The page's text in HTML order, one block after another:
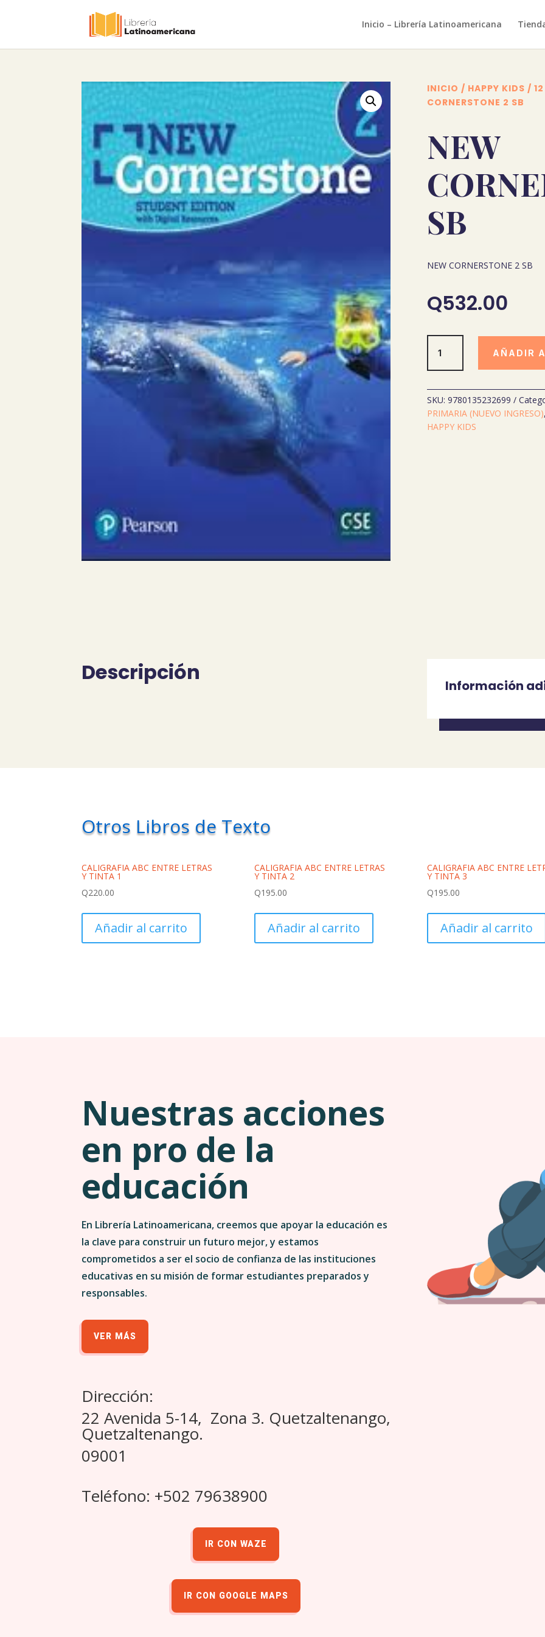
Inicio – Librería Latinoamericana
INICIO / HAPPY KIDS /
CORNERSTONE 2 SB
NEW
SB
NEW CORNERSTONE 2 SB
Q532.00
CORNERSTONE
2
cantidad
AÑADIR
SKU: 9780135232699
PRIMARIA (NUEVO INGRESO),
HAPPY KIDS
Descripción Información
Otros Libros de Texto
CALIGRAFIA ABC ENTRE LETRAS
Y TINTA 1
Q220.00
Añadir al carrito
CALIGRAFIA ABC ENTRE LETRAS
Y TINTA 2
Q195.00
Añadir al carrito
CALIGRAFIA ABC ENTRE
Y TINTA 3
Q195.00
Añadir al carrito
Nuestras acciones
en pro de la
educación
En Librería Latinoamericana, creemos que apoyar la educación es
la clave para construir un futuro mejor, y estamos
comprometidos a ser el socio de confianza de las instituciones
educativas en su misión de formar estudiantes preparados y
responsables.
VER MÁS
Dirección:
22 Avenida 5-14, Zona 3. Quetzaltenango,
Quetzaltenango.
09001
Teléfono: +502 79638900
IR CON WAZE
IR CON GOOGLE MAPS